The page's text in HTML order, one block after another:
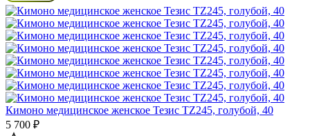
Кимоно медицинское женское Тезис TZ245, голубой, 40
5 700 ₽